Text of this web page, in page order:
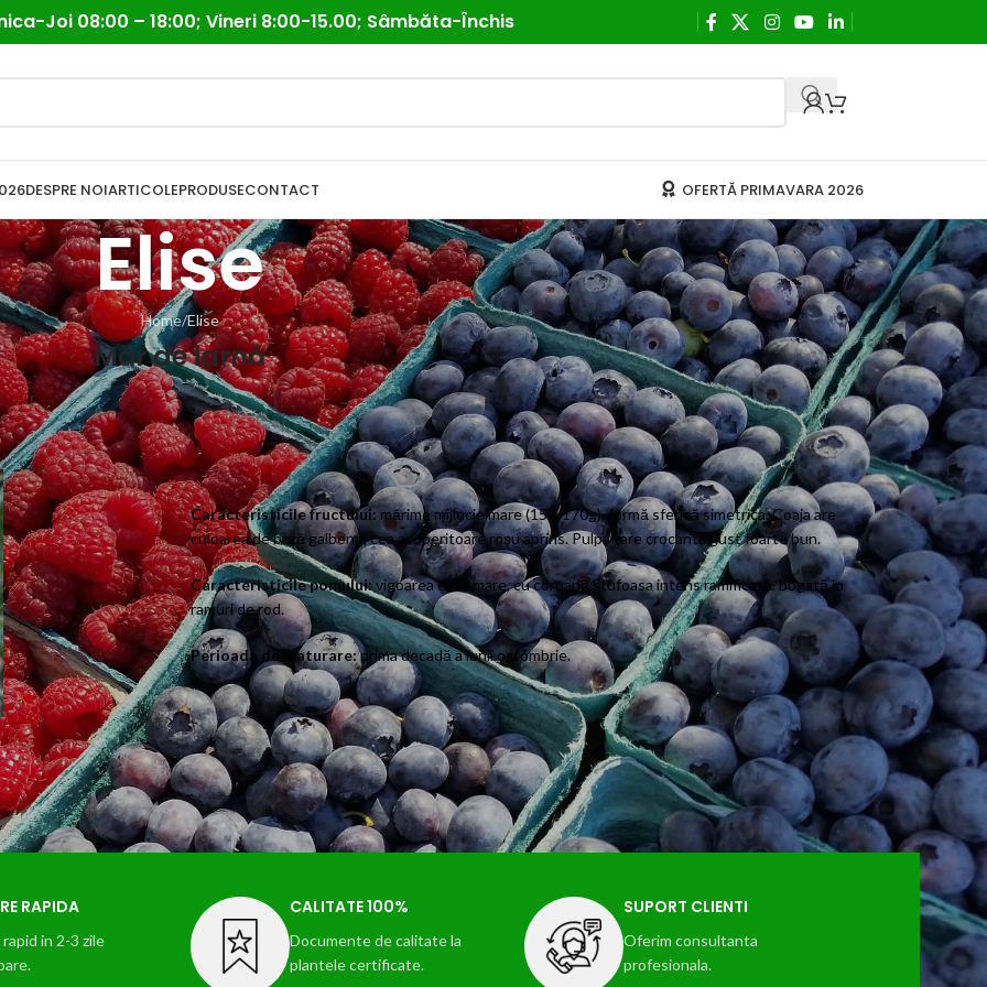
Joi 08:00 – 18:00; Vineri 8:00-15.00; Sâmbăta-Închis
DESPRE NOIARTICOLEPRODUSECONTACT OFERTĂ PRIMAVARA 2026
Elise
Home Elise
Măr de iarnă
Caracteristicile fructului: mărime mijlocie mare (150-170g), formă sferică simetrica. Coaja are
culoarea de bază galbenă, cea acoperitoare roşu aprins. Pulpa tare crocanta gust foarte bun.
Caracteristicile pomului: vigoarea este mare, cu coroană stufoasa intens ramificată, bogată în
ramuri de rod.
Perioada de maturare:prima decadă a lunii octombrie.
RAPIDA
rapid in 2-3 zile
CALITATE 100%
Documente de calitate la
plantele certificate.
SUPORT CLIENTI
Oferim consultanta
profesionala.